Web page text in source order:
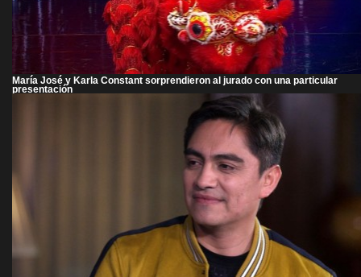
María José y Karla Constant sorprendieron al jurado con una particular
presentación